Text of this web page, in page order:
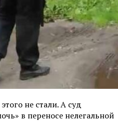
не стали. А суд
в переносе нелегальной